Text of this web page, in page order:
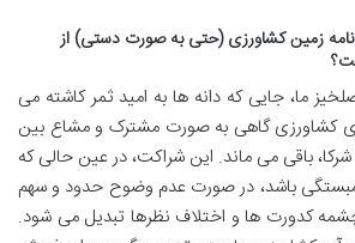
زمین کشاورزی (حتی به صورت دستی) از
ما، جایی که دانه ها به امید ثمر کاشته می
کشاورزی گاهی به صورت مشترک و مشاع بین
شرکا، باقی می ماند. این شراکت، در عین حالی که
باشد، در صورت عدم وضوح حدود و سهم
کدورت ها و اختلاف نظرها تبدیل می شود.